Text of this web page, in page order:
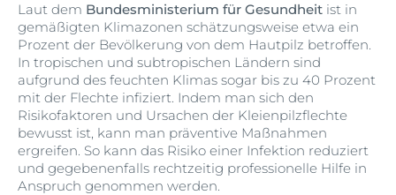
Laut dem Bundesministerium für Gesundheit ist in
gemäßigten Klimazonen schätzungsweise etwa ein
Prozent der Bevölkerung von dem Hautpilz betroffen.
In tropischen und subtropischen Ländern sind
aufgrund des feuchten Klimas sogar bis zu 40 Prozent
mit der Flechte infiziert. Indem man sich den
Risikofaktoren und Ursachen der Kleienpilzflechte
bewusst ist, kann man präventive Maßnahmen
ergreifen. So kann das Risiko einer Infektion reduziert
und gegebenenfalls rechtzeitig professionelle Hilfe in
Anspruch genommen werden.